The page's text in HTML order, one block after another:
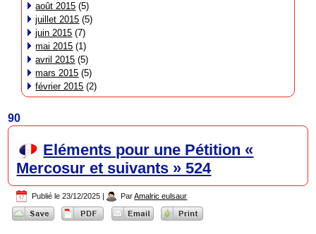
août 2015 (5)
juillet 2015 (5)
juin 2015 (7)
mai 2015 (1)
avril 2015 (5)
mars 2015 (5)
février 2015 (2)
90
Eléments pour une Pétition «
Mercosur et suivants » 524
Publié le 23/12/2025 | Par Amalric eulsaur